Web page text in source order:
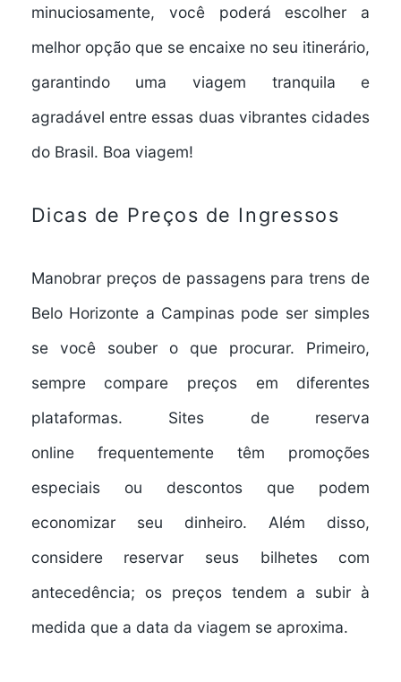
minuciosamente, você poderá escolher a
melhor opção que se encaixe no seu itinerário,
garantindo uma viagem tranquila e
agradável entre essas duas vibrantes cidades
do Brasil. Boa viagem!
Dicas de Preços de Ingressos
Manobrar preços de passagenspara trens de
Belo Horizonte a Campinas pode ser simples
se você souber o que procurar. Primeiro,
sempre compare preços em diferentes
plataformas. Sites de reserva
onlinefrequentemente têm promoções
especiaisou descontos que podem
economizar seu dinheiro. Além disso,
considere reservar seus bilhetescom
antecedência; os preços tendem a subir à
medida que a data da viagem se aproxima.